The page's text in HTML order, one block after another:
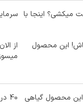
میکشی؟ اینجا با
این محصول
محصول گیاهی
40 درصد سود سالانه❗ از تورم جا نمونی😲